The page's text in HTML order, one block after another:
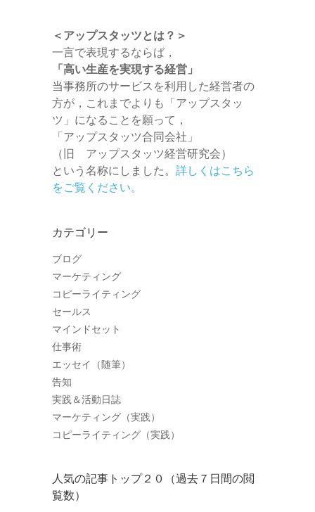
＜アップスタッツとは？＞
一言で表現するならば，
「高い生産を実現する経営」
当事務所のサービスを利用した経営者の
方が，これまでよりも「アップスタッ
ツ」になることを願って，
「アップスタッツ合同会社」
（旧 アップスタッツ経営研究会）
という名称にしました。 詳しくはこちら
をご覧ください。
カテゴリー
ブログ
マーケティング
コピーライティング
セールス
マインドセット
仕事術
エッセイ（随筆）
告知
実践＆活動日誌
マーケティング（実践）
コピーライティング（実践）
人気の記事トップ２０（過去７日間の閲
覧数）